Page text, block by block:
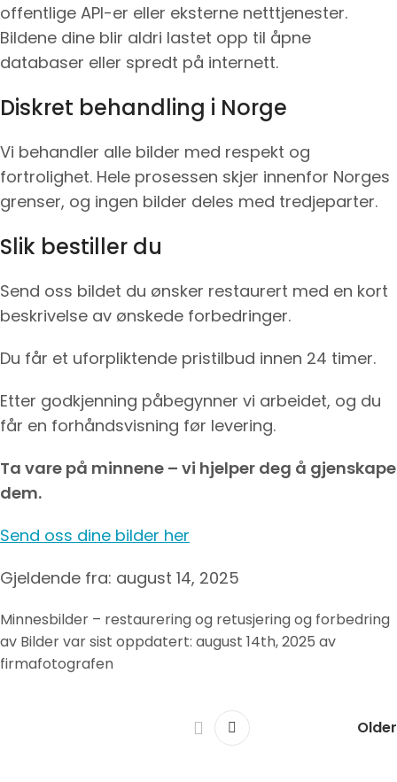
offentlige API-er eller eksterne netttjenester.
Bildene dine blir aldri lastet opp til åpne
databaser eller spredt på internett.
Diskret behandling i Norge
Vi behandler alle bilder med respekt og
fortrolighet. Hele prosessen skjer innenfor Norges
grenser, og ingen bilder deles med tredjeparter.
Slik bestiller du
Send oss bildet du ønsker restaurert med en kort
beskrivelse av ønskede forbedringer.
Du får et uforpliktende pristilbud innen 24 timer.
Etter godkjenning påbegynner vi arbeidet, og du
får en forhåndsvisning før levering.
Ta vare på minnene – vi hjelper deg å gjenskape
dem.
Send oss dine bilder her
Gjeldende fra: august 14, 2025
Minnesbilder – restaurering og retusjering og forbedring
av Bildervar sist oppdatert: august 14th, 2025 av
firmafotografen
Older